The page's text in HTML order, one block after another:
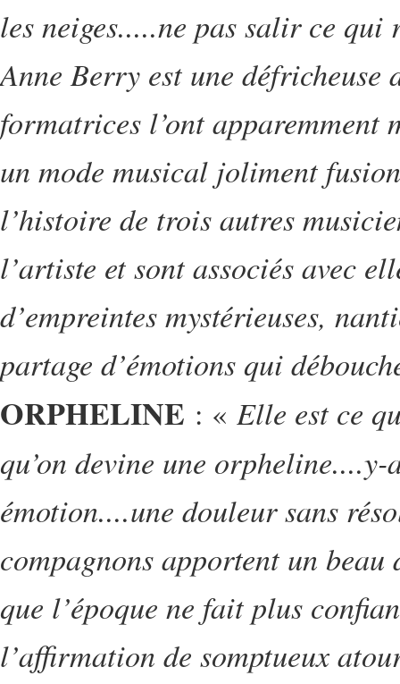
les neiges.....ne pas salir ce qui
Anne Berry est une défricheuse
formatrices l’ont apparemment
un mode musical joliment
l’histoire de trois autres
l’artiste et sont associés avec
d’empreintes mystérieuses,
partage d’émotions qui
ORPHELINE : « Elle est ce
qu’on devine une
émotion....une douleur sans
compagnons apportent un
que l’époque ne fait plus
l’affirmation de somptueux